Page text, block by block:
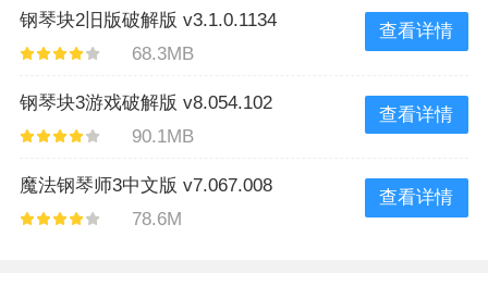
钢琴块2旧版破解版 v3.1.0.1134
68.3MB
查看详情
钢琴块3游戏破解版 v8.054.102
90.1MB
查看详情
魔法钢琴师3中文版 v7.067.008
78.6M
查看详情